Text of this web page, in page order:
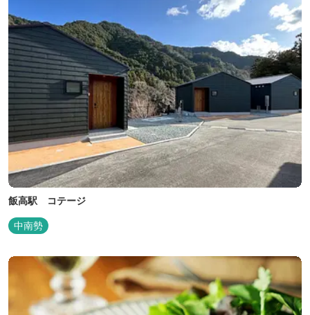
飯高駅 コテージ
中南勢